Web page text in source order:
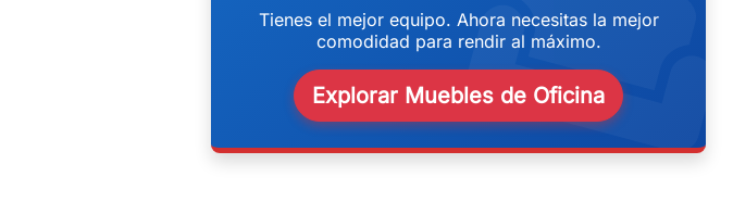
Tienes el mejor equipo. Ahora necesitas la mejor
comodidad para rendir al máximo.
Explorar Muebles de Oficina